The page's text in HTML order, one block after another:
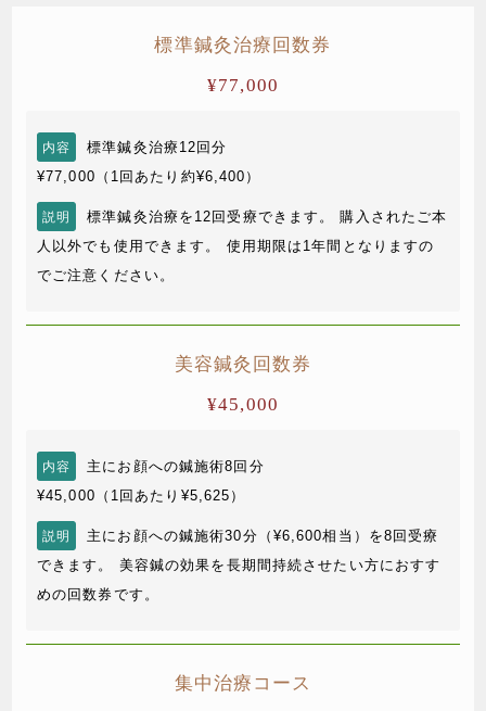
標準鍼灸治療回数券
¥77,000
内容
標準鍼灸治療12回分
¥77,000（1回あたり約¥6,400）
説明 標準鍼灸治療を12回受療できます。
購入されたご本
人以外でも使用できます。
使用期限は1年間となりますの
でご注意ください。
美容鍼灸回数券
¥45,000
内容
主にお顔への鍼施術8回分
¥45,000（1回あたり¥5,625）
説明
主にお顔への鍼施術30分（¥6,600相当）を8回受療
できます。
美容鍼の効果を長期間持続させたい方におすす
めの回数券です。
集中治療コース